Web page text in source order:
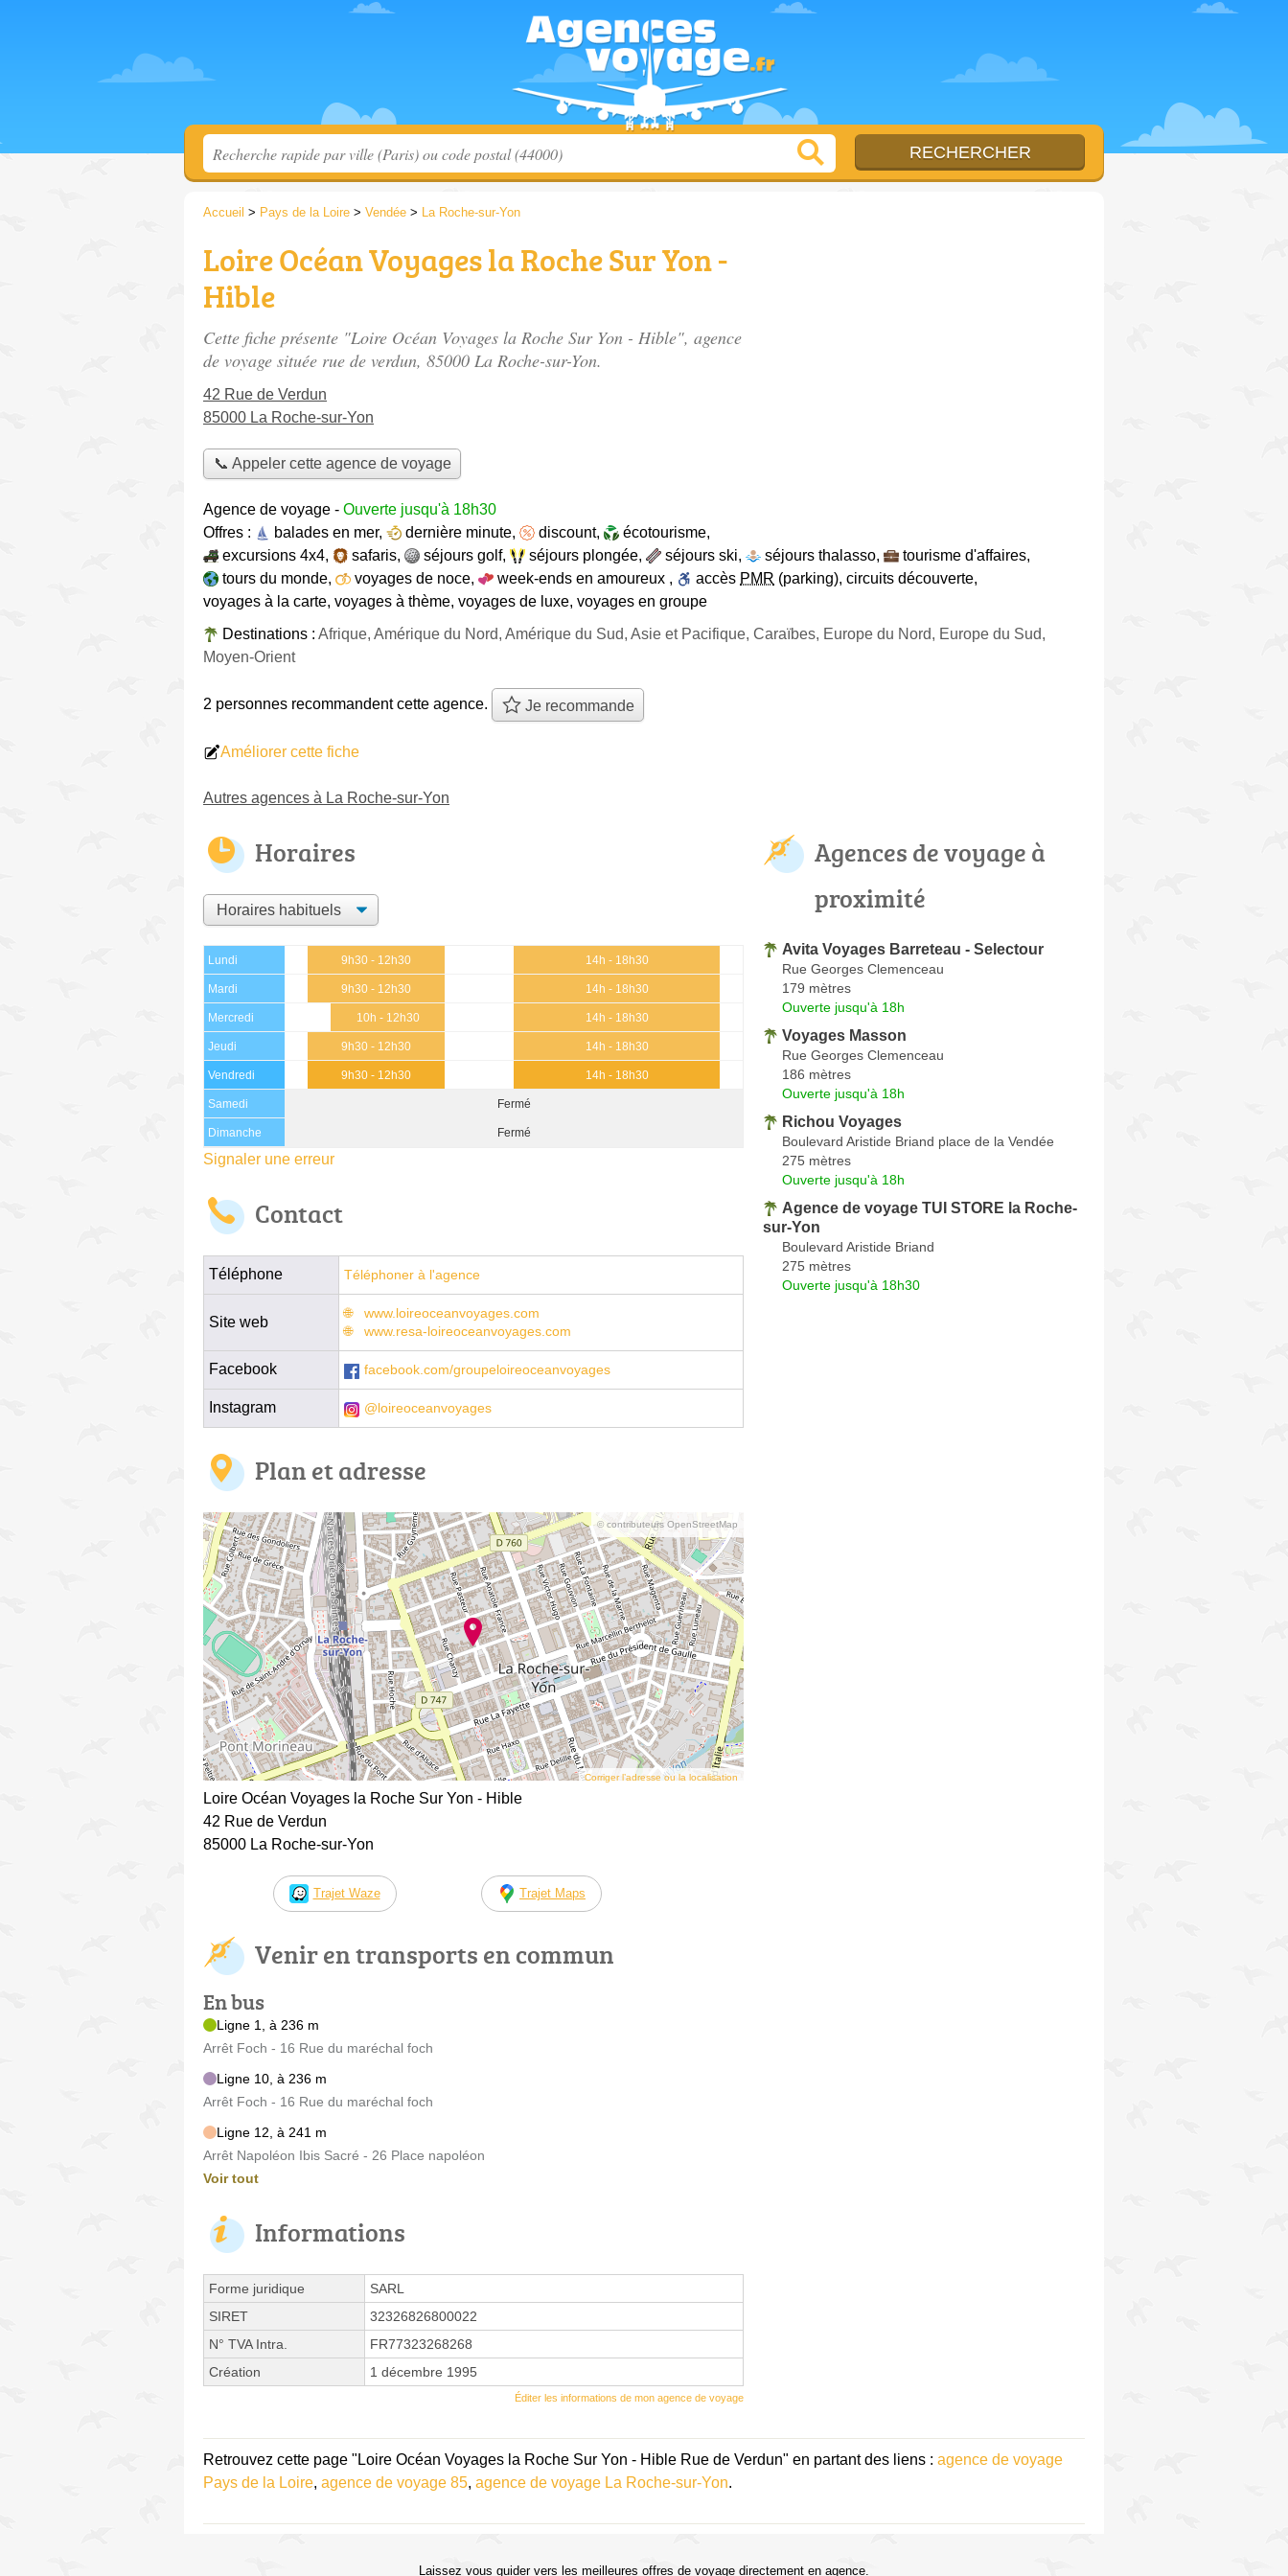
Accueil > Pays de la Loire > Vendée > La Roche-sur-Yon
Loire Océan Voyages la Roche Sur Yon -
Hible
Cette fiche présente "Loire Océan Voyages la Roche Sur Yon - Hible", agence
de voyage située rue de verdun, 85000 La Roche-sur-Yon.
42 Rue de Verdun
85000 La Roche-sur-Yon
📞 Appeler cette agence de voyage
Agence de voyage - Ouverte jusqu'à 18h30
Offres :
balades en mer, dernière minute, discount, écotourisme,
excursions 4x4, safaris, séjours golf, séjours plongée, séjours ski, séjours thalasso, tourisme d'affaires,
tours du monde, voyages de noce, week-ends en amoureux , accès PMR (parking), circuits découverte,
voyages à la carte, voyages à thème, voyages de luxe, voyages en groupe
Destinations : Afrique, Amérique du Nord, Amérique du Sud, Asie et Pacifique, Caraïbes, Europe du Nord, Europe du Sud,
Moyen-Orient
2 personnes recommandentcette agence. Je recommande
Améliorer cette fiche
Autres agences à La Roche-sur-Yon
Horaires
Lundi 9h30 - 12h30 14h - 18h30
Mardi 9h30 - 12h30 14h - 18h30
Mercredi 10h - 12h30 14h - 18h30
Jeudi 9h30 - 12h30 14h - 18h30
Vendredi 9h30 - 12h30 14h - 18h30
Samedi Fermé
Dimanche Fermé
Signaler une erreur
Contact
Téléphone Téléphoner à l'agence
Site web
www.loireoceanvoyages.com
www.resa-loireoceanvoyages.com
Facebook facebook.com/groupeloireoceanvoyages
Instagram @loireoceanvoyages
Plan et adresse
© contributeurs OpenStreetMap
Corriger l’adresse ou la localisation
Loire Océan Voyages la Roche Sur Yon - Hible
42 Rue de Verdun
85000 La Roche-sur-Yon
Trajet Waze Trajet Maps
Venir en transports en commun
En bus
Ligne 1, à 236 m
Arrêt Foch - 16 Rue du maréchal foch
Ligne 10, à 236 m
Arrêt Foch - 16 Rue du maréchal foch
Ligne 12, à 241 m
Arrêt Napoléon Ibis Sacré - 26 Place napoléon
Voir tout
Informations
Forme juridique
SARL
SIRET
32326826800022
N° TVA Intra.
FR77323268268
Création
1 décembre 1995
Éditer les informations de mon agence de voyage
Agences de voyage à
proximité
Avita Voyages Barreteau - Selectour
Rue Georges Clemenceau
179 mètres
Ouverte jusqu'à 18h
Voyages Masson
Rue Georges Clemenceau
186 mètres
Ouverte jusqu'à 18h
Richou Voyages
Boulevard Aristide Briand place de la Vendée
275 mètres
Ouverte jusqu'à 18h
Agence de voyage TUI STORE la Roche-
sur-Yon
Boulevard Aristide Briand
275 mètres
Ouverte jusqu'à 18h30
Retrouvez cette page "Loire Océan Voyages la Roche Sur Yon - Hible Rue de Verdun" en partant des liens : agence de voyage
Pays de la Loire, agence de voyage 85, agence de voyage La Roche-sur-Yon.
Laissez vous guider vers les meilleures offres de voyage directement en agence.